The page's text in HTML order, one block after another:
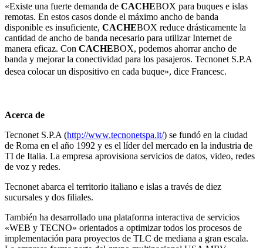
«Existe una fuerte demanda de CACHEBOX para buques e islas
remotas. En estos casos donde el máximo ancho de banda
disponible es insuficiente, CACHEBOX reduce drásticamente la
cantidad de ancho de banda necesario para utilizar Internet de
manera eficaz. Con CACHEBOX, podemos ahorrar ancho de
banda y mejorar la conectividad para los pasajeros. Tecnonet S.P.A
desea colocar un dispositivo en cada buque», dice Francesc.
Acerca de
Tecnonet S.P.A (http://www.tecnonetspa.it/) se fundó en la ciudad
de Roma en el año 1992 y es el líder del mercado en la industria de
TI de Italia. La empresa aprovisiona servicios de datos, video, redes
de voz y redes.
Tecnonet abarca el territorio italiano e islas a través de diez
sucursales y dos filiales.
También ha desarrollado una plataforma interactiva de servicios
«WEB y TECNO» orientados a optimizar todos los procesos de
implementación para proyectos de TLC de mediana a gran escala.